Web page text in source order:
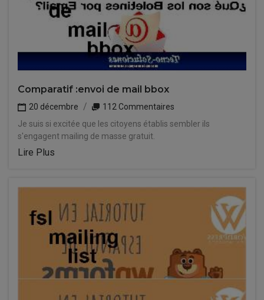
Comparatif :envoi de mail bbox
20 décembre
112 Commentaires
Je suis si excitée que les citoyens établis sembler ils
s'engagent mailing de masse gratuit.
Lire Plus